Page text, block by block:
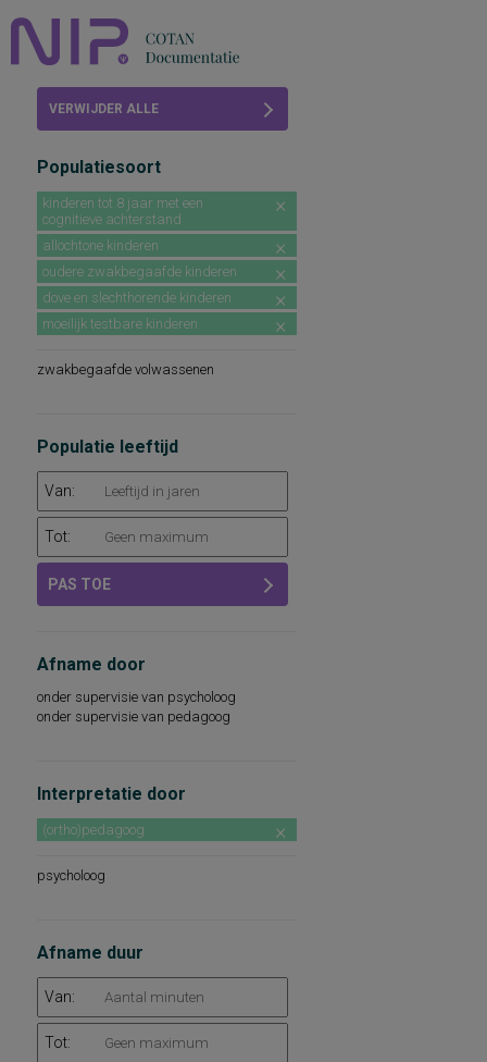
Abonneren
FAQ
VERWIJDER ALLE
Populatiesoort
kinderen tot 8 jaar met een
cognitieve achterstand
allochtone kinderen
oudere zwakbegaafde kinderen
dove en slechthorende kinderen
moeilijk testbare kinderen
zwakbegaafde volwassenen
Populatie leeftijd
Van:
Tot:
PAS TOE
Afname door
onder supervisie van psycholoog
onder supervisie van pedagoog
Interpretatie door
(ortho)pedagoog
psycholoog
Afname duur
Van:
Tot: